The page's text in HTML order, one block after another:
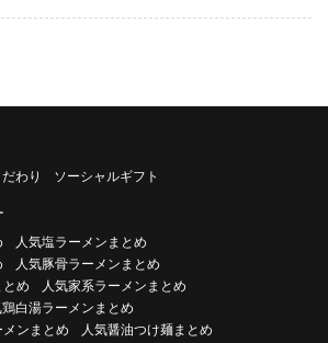
わり ソーシャルギフト
人気塩ラーメンまとめ
人気豚骨ラーメンまとめ
とめ
人気家系ラーメンまとめ
鶏白湯ラーメンまとめ
ンまとめ
人気醤油つけ麺まとめ